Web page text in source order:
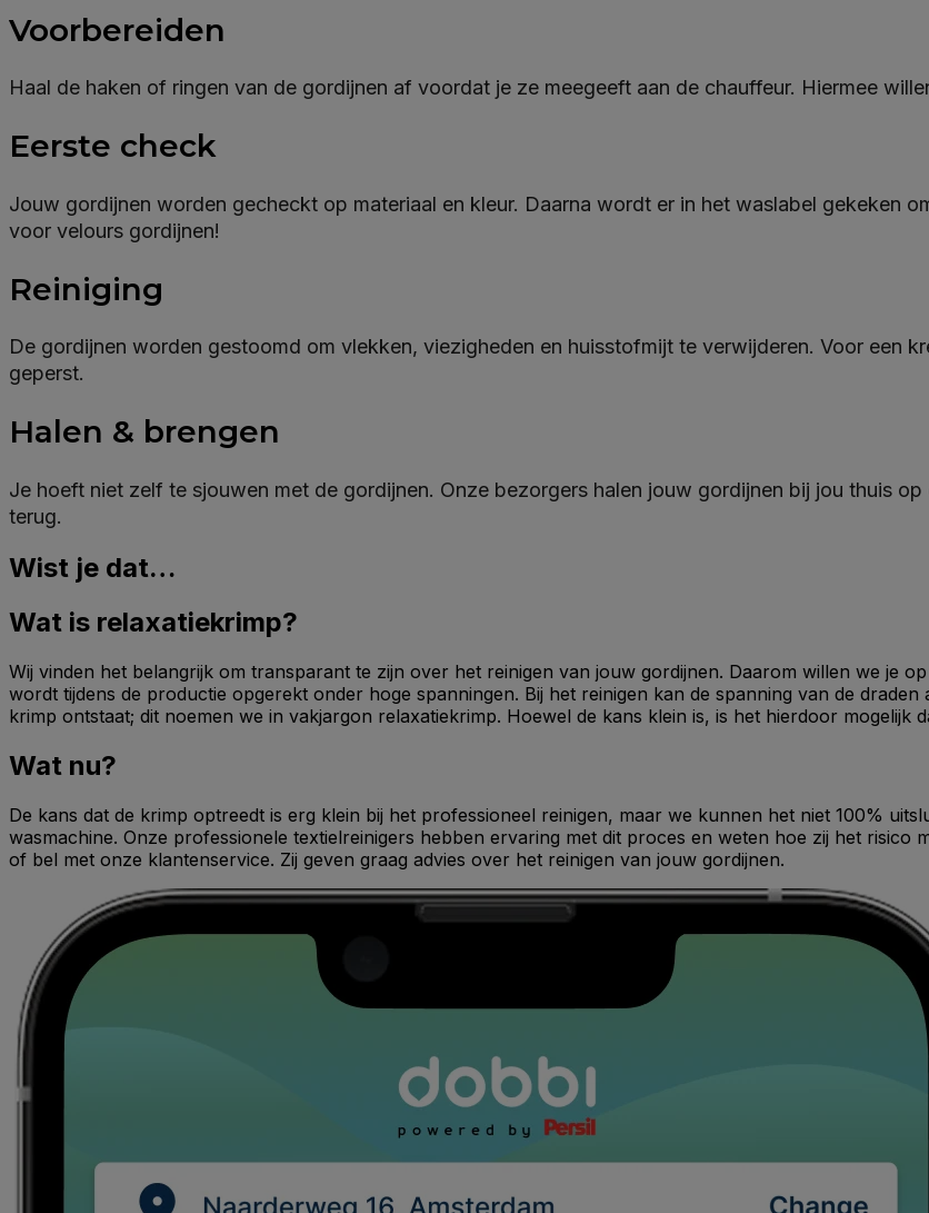
Voorbereiden
Haal de haken of ringen van de gordijnen af voordat je ze meegeeft aan de chauffeur. Hiermee
Eerste check
Jouw gordijnen worden gecheckt op materiaal en kleur. Daarna wordt er in het waslabel gekeken
voor velours gordijnen!
Reiniging
De gordijnen worden gestoomd om vlekken, viezigheden en huisstofmijt te verwijderen. Voor een
geperst.
Halen & brengen
Je hoeft niet zelf te sjouwen met de gordijnen. Onze bezorgers halen jouw gordijnen bij jou thuis
terug.
Wist je dat…
Wat is relaxatiekrimp?
Wij vinden het belangrijk om transparant te zijn over het reinigen van jouw gordijnen. Daarom willen we je
wordt tijdens de productie opgerekt onder hoge spanningen. Bij het reinigen kan de spanning van de
krimp ontstaat; dit noemen we in vakjargon relaxatiekrimp. Hoewel de kans klein is, is het hierdoor mogelijk
Wat nu?
De kans dat de krimp optreedt is erg klein bij het professioneel reinigen, maar we kunnen het niet 100%
wasmachine. Onze professionele textielreinigers hebben ervaring met dit proces en weten hoe zij het
of bel met onze klantenservice. Zij geven graag advies over het reinigen van jouw gordijnen.